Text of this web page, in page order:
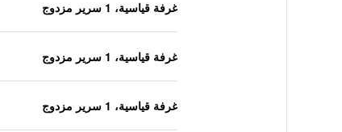
غرفة قياسية، 1 سرير مزدوج
غرفة قياسية، 1 سرير مزدوج
غرفة قياسية، 1 سرير مزدوج